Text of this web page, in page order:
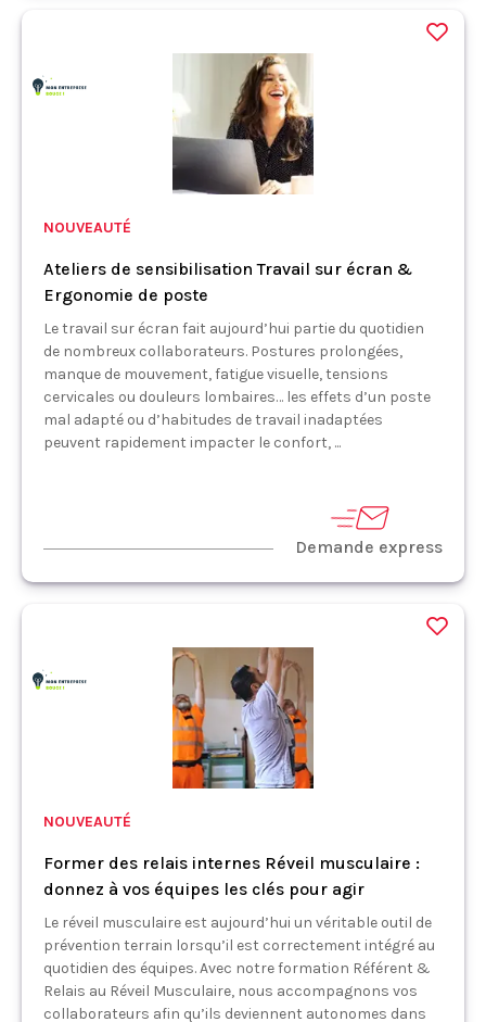
NOUVEAUTÉ
Ateliers de sensibilisation Travail sur écran &
Ergonomie de poste
Le travail sur écran fait aujourd’hui partie du quotidien
de nombreux collaborateurs. Postures prolongées,
manque de mouvement, fatigue visuelle, tensions
cervicales ou douleurs lombaires… les effets d’un poste
mal adapté ou d’habitudes de travail inadaptées
peuvent rapidement impacter le confort, ...
Demande express
NOUVEAUTÉ
Former des relais internes Réveil musculaire :
donnez à vos équipes les clés pour agir
Le réveil musculaire est aujourd’hui un véritable outil de
prévention terrain lorsqu’il est correctement intégré au
quotidien des équipes. Avec notre formation Référent &
Relais au Réveil Musculaire, nous accompagnons vos
collaborateurs afin qu’ils deviennent autonomes dans